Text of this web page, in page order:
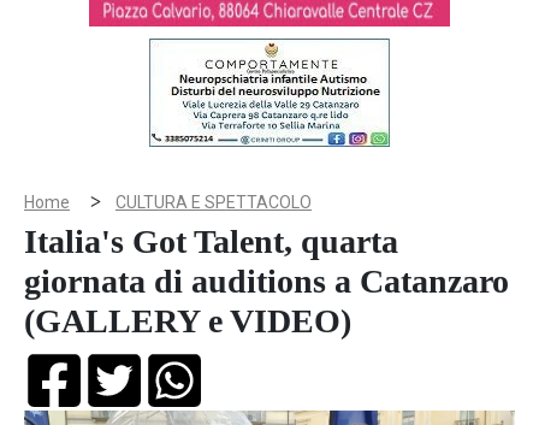
Home > CULTURA E SPETTACOLO
Italia's Got Talent, quarta
giornata di auditions a Catanzaro
(GALLERY e VIDEO)